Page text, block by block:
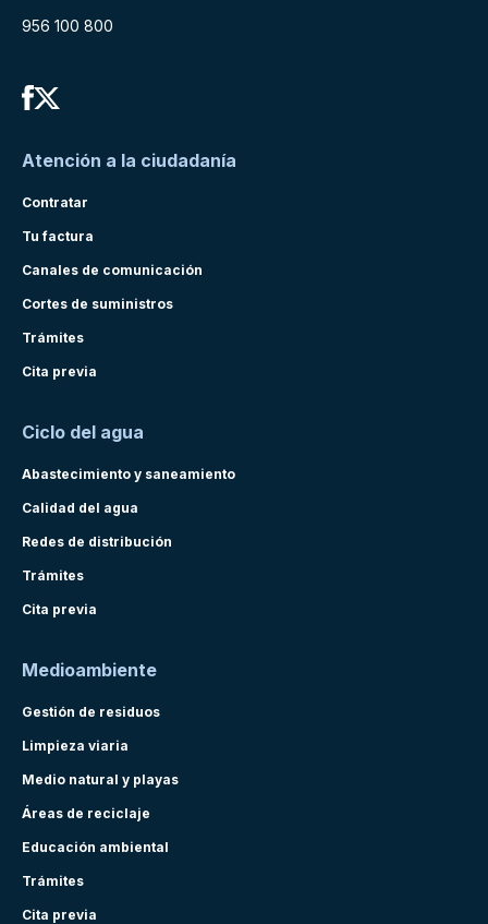
956 100 800
Atención a la ciudadanía
Contratar
Tu factura
Canales de comunicación
Cortes de suministros
Trámites
Cita previa
Ciclo del agua
Abastecimiento y saneamiento
Calidad del agua
Redes de distribución
Trámites
Cita previa
Medioambiente
Gestión de residuos
Limpieza viaria
Medio natural y playas
Áreas de reciclaje
Educación ambiental
Trámites
Cita previa